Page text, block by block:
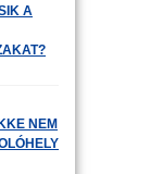
A
NEM